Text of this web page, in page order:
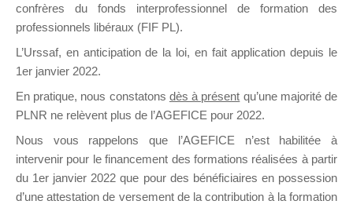
DIRIGEANT
Groupe Public
il y a un mois
confrères du fonds interprofessionnel de formation des
professionnels libéraux (FIF PL).
L’Urssaf, en anticipation de la loi, en fait application depuis le
1er janvier 2022.
En pratique, nous constatons dès à présent qu’une majorité de
PLNR ne relèvent plus de l’AGEFICE pour 2022.
Nous vous rappelons que l’AGEFICE n’est habilitée à
intervenir pour le financement des formations réalisées à partir
du 1er janvier 2022 que pour des bénéficiaires en possession
d’une attestation de versement de la contribution à la formation